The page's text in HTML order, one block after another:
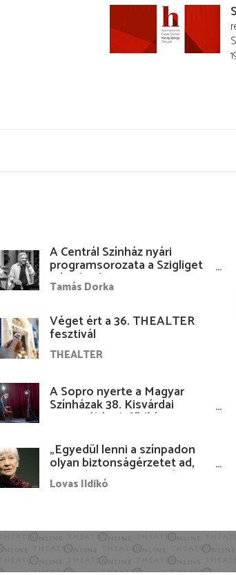
A Centrál Színház nyári
programsorozata a Szigliget
Várudvarban
Tamás Dorka
Véget ért a 36. THEALTER
fesztivál
THEALTER
A Sopro nyerte a Magyar
Színházak 38. Kisvárdai
Fesztiváljának fődíját
„Egyedül lenni a színpadon
olyan biztonságérzetet ad,
hogy lám, mindenki más
nélkül is megvagyok
Lovas Ildikó